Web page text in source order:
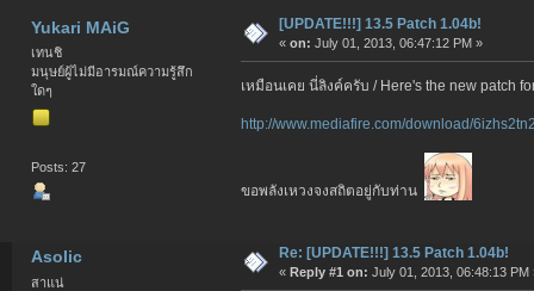
Yukari MAiG
เทนชิ
มนุษย์ผู้ไม่มีอารมณ์ความรู้สึก
ใดๆ
Posts: 27
[UPDATE!!!] 13.5 Patch 1.04b!
« on: July 01, 2013, 06:47:12 PM »
เหมือนเคย นี่ลิงค์ครับ / Here's the new patch
http://www.mediafire.com/download/
ขอพลังเหวงจงสถิตอยู่กับท่าน
Asolic
สาแน่
Re: [UPDATE!!!] 13.5 Patch 1.04b!
« Reply #1 on: July 01, 2013, 06:48:13 PM